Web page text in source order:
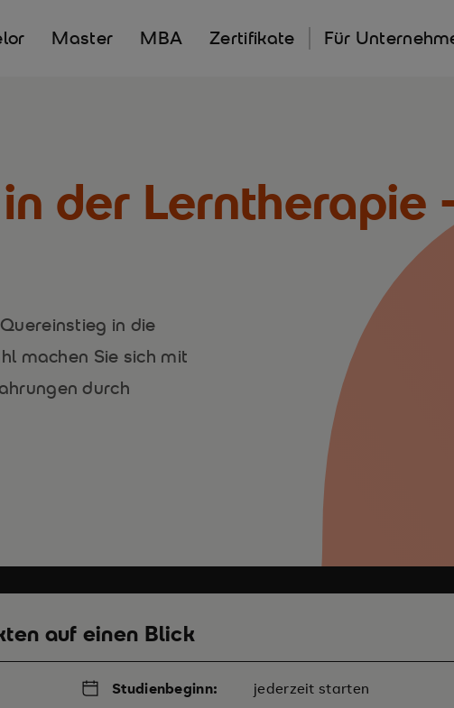
Master MBA Zertifikate Für
der Lerntherapie
in die
machen Sie sich mit
durch
auf einen Blick
Studienbeginn:
jederzeit starten